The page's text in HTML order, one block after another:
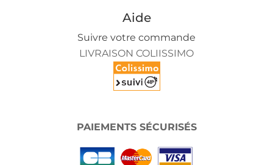
Aide
Suivre votre commande
LIVRAISON COLIISSIMO
PAIEMENTS SÉCURISÉS